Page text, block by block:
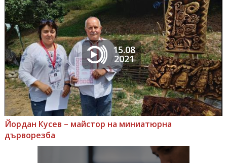
15.08
2021
Йордан Кусев – майстор на миниатюрна
дърворезба